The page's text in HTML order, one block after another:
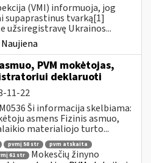
(VMI) informuoja, jog
supaprastinus tvarką[1]
užsiregistravę Ukrainos...
Naujiena
PVM mokėtojas,
deklaruoti
11-22
Ši informacija skelbiama:
asmens Fizinis asmuo,
materialiojo turto...
pvmį 58 str
pvm atskaita
61 str
Mokesčių žinyno